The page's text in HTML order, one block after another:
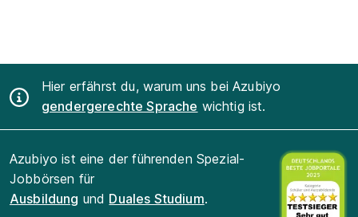
Hier erfährst du, warum uns bei Azubiyo
gendergerechte Sprache wichtig ist.
Azubiyo ist eine der führenden Spezial-
Jobbörsen für
Ausbildung und Duales Studium.